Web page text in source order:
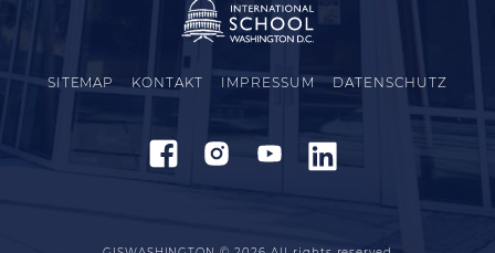
SITEMAP KONTAKT IMPRESSUM DATENSCHUTZ